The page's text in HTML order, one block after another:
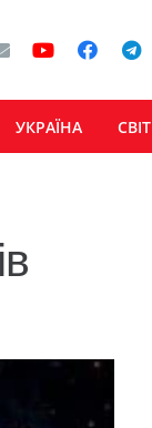
УКРАЇНА СВІТ